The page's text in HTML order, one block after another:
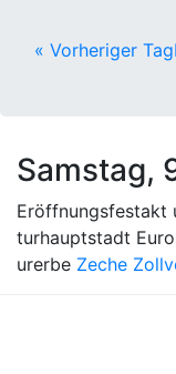
« Vorheriger Tag
Samstag,
Eröffnungsfestakt
turhauptstadt
urerbe Zeche